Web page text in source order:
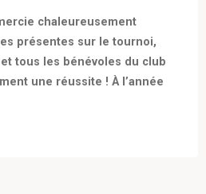
chaleureusement
présentes sur le tournoi,
tous les bénévoles du club
une réussite ! À l’année